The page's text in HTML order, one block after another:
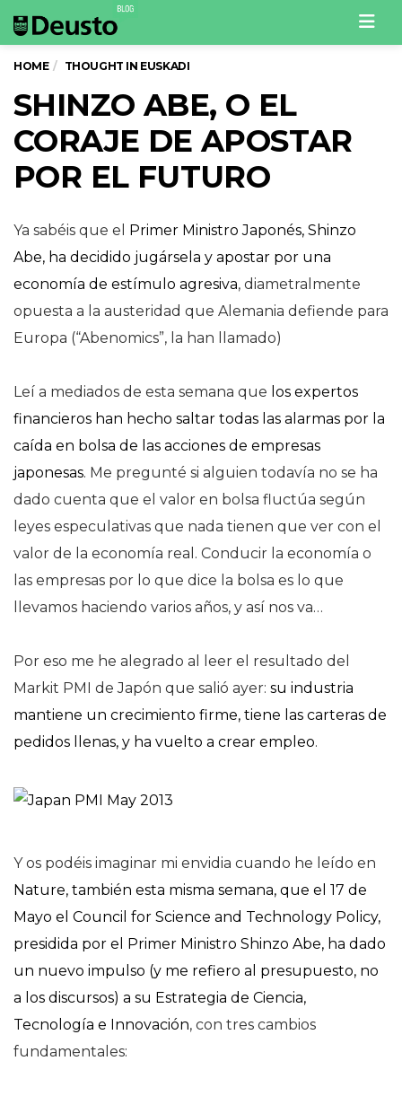
HOME THOUGHT IN EUSKADI
SHINZO ABE, O EL
CORAJE DE APOSTAR
POR EL FUTURO
Ya sabéis que el Primer Ministro Japonés, Shinzo
Abe, ha decidido jugársela y apostar por una
economía de estímulo agresiva, diametralmente
opuesta a la austeridad que Alemania defiende para
Europa (“Abenomics”, la han llamado)
Leí a mediados de esta semana que los expertos
financieros han hecho saltar todas las alarmas por la
caída en bolsa de las acciones de empresas
japonesas. Me pregunté si alguien todavía no se ha
dado cuenta que el valor en bolsa fluctúa según
leyes especulativas que nada tienen que ver con el
valor de la economía real. Conducir la economía o
las empresas por lo que dice la bolsa es lo que
llevamos haciendo varios años, y así nos va…
Por eso me he alegrado al leer el resultado del
Markit PMI de Japón que salió ayer: su industria
mantiene un crecimiento firme, tiene las carteras de
pedidos llenas, y ha vuelto a crear empleo.
Y os podéis imaginar mi envidia cuando he leído en
Nature, también esta misma semana, que el 17 de
Mayo el Council for Science and Technology Policy,
presidida por el Primer Ministro Shinzo Abe, ha dado
un nuevo impulso (y me refiero al presupuesto, no
a los discursos) a su Estrategia de Ciencia,
Tecnología e Innovación, con tres cambios
fundamentales: